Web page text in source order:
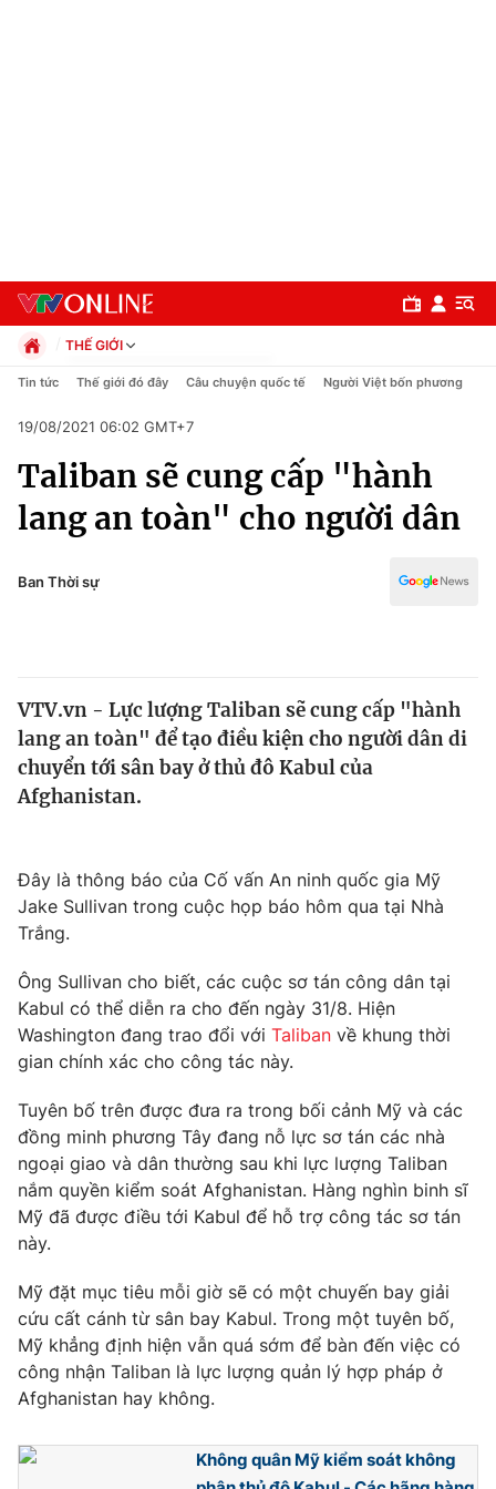
Chuyên mục
Chính trị
Thế giới
Tin tức
Câu chuyện quốc tế
Tài chính
Thị trường
Dữ liệu và đời sống
Phim VTV
Hậu trường
Khán giả
Giải sao mai
Giải trí
Điện ảnh
Âm nhạc
Sao
Du lịch
Làm đẹp
Chất lượng cuộc sống
Giáo dục
Tuyển sinh
Học trực tuyến
Công nghệ
Hitech Công nghệ tương lai
Sản phẩm
Thị trường
Tư vấn
Lịch phát sóng
Emagazine Podcast
THẾ GIỚI
Chính trị
Pháp luật
Kinh tế
Thể thao
Truyền hình
Y tế
Tin tức Thế giới đó đây Câu chuyện quốc tế Người Việt bốn phương
19/08/2021 06:02 GMT+7
Taliban sẽ cung cấp "hành
lang an toàn" cho người dân
Ban Thời sự
VTV.vn - Lực lượng Taliban sẽ cung cấp "hành
lang an toàn" để tạo điều kiện cho người dân di
chuyển tới sân bay ở thủ đô Kabul của
Afghanistan.
Đây là thông báo của Cố vấn An ninh quốc gia Mỹ
Jake Sullivan trong cuộc họp báo hôm qua tại Nhà
Trắng.
Ông Sullivan cho biết, các cuộc sơ tán công dân tại
Kabul có thể diễn ra cho đến ngày 31/8. Hiện
Washington đang trao đổi với Taliban về khung thời
gian chính xác cho công tác này.
Tuyên bố trên được đưa ra trong bối cảnh Mỹ và các
đồng minh phương Tây đang nỗ lực sơ tán các nhà
ngoại giao và dân thường sau khi lực lượng Taliban
nắm quyền kiểm soát Afghanistan. Hàng nghìn binh sĩ
Mỹ đã được điều tới Kabul để hỗ trợ công tác sơ tán
này.
Mỹ đặt mục tiêu mỗi giờ sẽ có một chuyến bay giải
cứu cất cánh từ sân bay Kabul. Trong một tuyên bố,
Mỹ khẳng định hiện vẫn quá sớm để bàn đến việc có
công nhận Taliban là lực lượng quản lý hợp pháp ở
Afghanistan hay không.
Không quân Mỹ kiểm soát không